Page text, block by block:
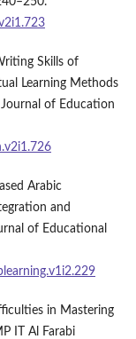
Skills of
Learning Methods
of Education
Arabic
and
of Educational
in Mastering
IT Al Farabi